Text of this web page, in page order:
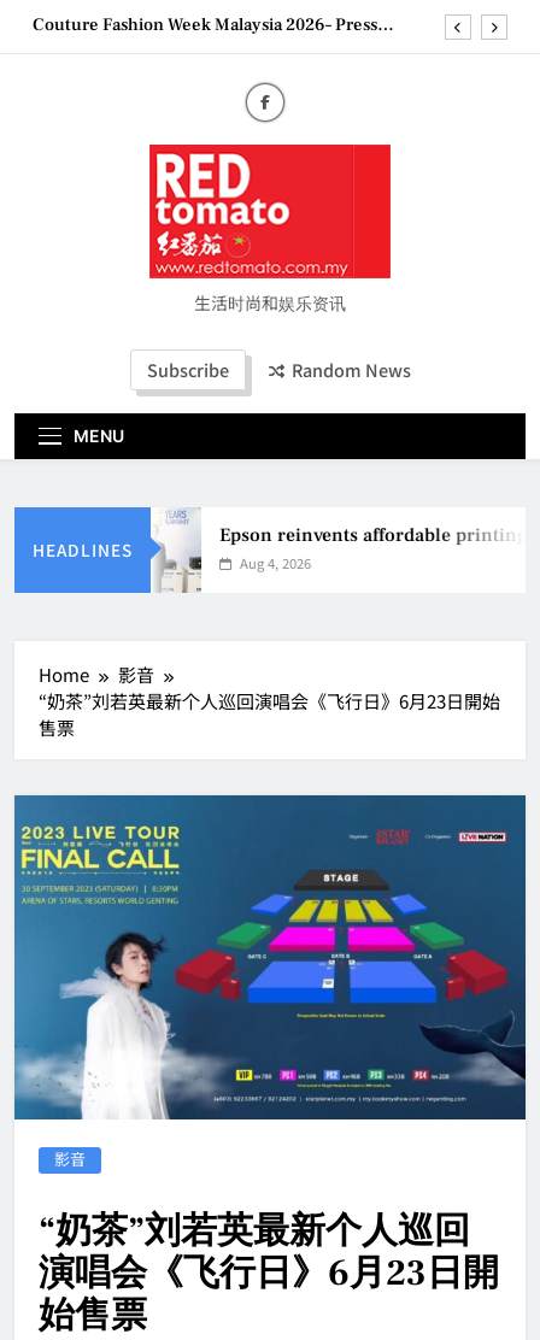
SkipCouture Fashion Week Malaysia 2026– Press
妈妈提供分享剖腹产复原历程的空间
2026 全国房地产大奖创历史纪录 见证马来西亚房
地产经纪行业蓬勃发展
Epson reinvents affordable printing with next-
generation EcoTank Series
Couture Fashion Week Malaysia 2026– Press
“See Her Heal – 1,000 Untold Stories” 为马来西亚
妈妈提供分享剖腹产复原历程的空间
地产经纪行业蓬勃发展
生活时尚和娱乐资讯
Subscribe Random News
MENU
HEADLINES
Epson reinvents affordable printing
Aug 4, 2026
Home
影音
“奶茶”刘若英最新个人巡回演唱会《飞行日》6月23日開始
售票
影音
“奶茶”刘若英最新个人巡回
演唱会《飞行日》6月23日開
始售票